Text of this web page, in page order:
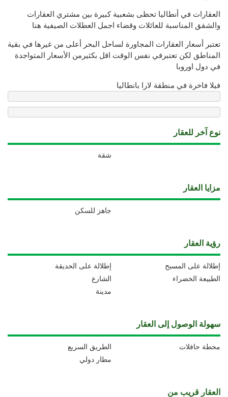
العقارات في أنطاليا تحظى بشعبية كبيرة بين مشتري العقارات
والشقق المناسبة للعائلات وقضاء اجمل العطلات الصيفية هنا
تعتبر أسعار العقارات المجاورة لساحل البحر أعلى من غيرها في بقية
المناطق لكن تعتبرفي نفس الوقت اقل بكثيرمن الأسعار المتواجدة
في دول اوروبا
فيلا فاخرة في منطقة لارا بانطاليا
نوع آخر للعقار
شقة
مزايا العقار
جاهز للسكن
رؤية العقار
إطلالة على الحديقة
إطلالة على المسبح
الشارع
الطبيعة الخضراء
مدينة
سهولة الوصول إلى العقار
الطريق السريع
محطة حافلات
مطار دولي
العقار قريب من